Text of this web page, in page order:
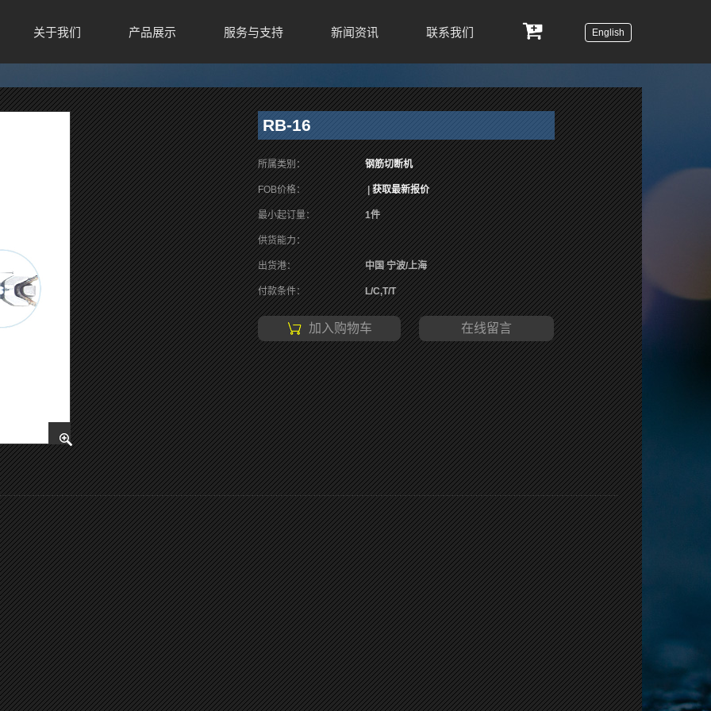
关于我们 产品展示 服务与支持 新闻资讯 联系我们 English
RB-16
所属类别： 钢筋切断机
FOB价格： |获取最新报价
最小起订量： 1件
供货能力：
出货港： 中国 宁波/上海
付款条件： L/C,T/T
加入购物车 在线留言